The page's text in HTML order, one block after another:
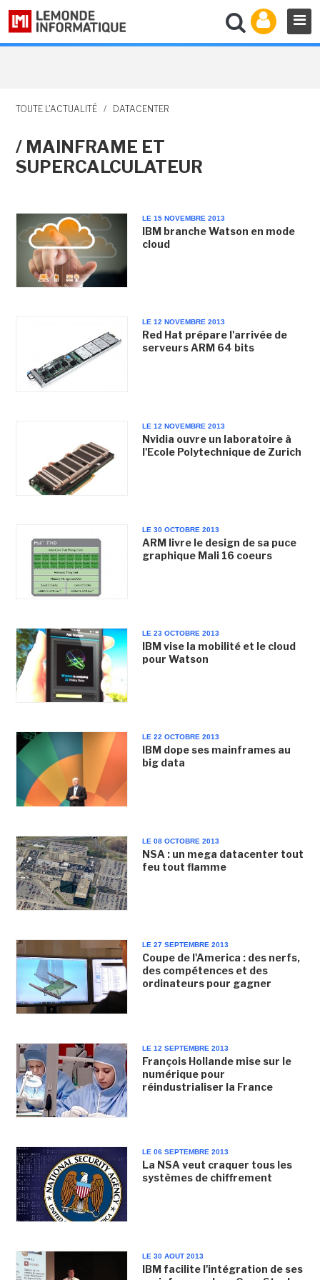
TOUTE L'ACTUALITÉ / DATACENTER
/ MAINFRAME ET
SUPERCALCULATEUR
LE 15 NOVEMBRE 2013
IBM branche Watson en mode
cloud
LE 12 NOVEMBRE 2013
Red Hat prépare l'arrivée de
serveurs ARM 64 bits
LE 12 NOVEMBRE 2013
Nvidia ouvre un laboratoire à
l'Ecole Polytechnique de Zurich
LE 30 OCTOBRE 2013
ARM livre le design de sa puce
graphique Mali 16 coeurs
LE 23 OCTOBRE 2013
IBM vise la mobilité et le cloud
pour Watson
LE 22 OCTOBRE 2013
IBM dope ses mainframes au
big data
LE 08 OCTOBRE 2013
NSA : un mega datacenter tout
feu tout flamme
LE 27 SEPTEMBRE 2013
Coupe de l'America : des nerfs,
des compétences et des
ordinateurs pour gagner
LE 12 SEPTEMBRE 2013
François Hollande mise sur le
numérique pour
réindustrialiser la France
LE 06 SEPTEMBRE 2013
La NSA veut craquer tous les
systèmes de chiffrement
LE 30 AOUT 2013
IBM facilite l'intégration de ses